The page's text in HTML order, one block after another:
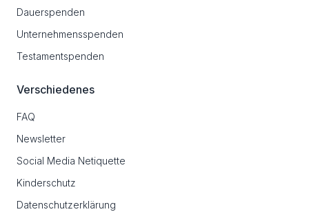
Dauerspenden
Unternehmensspenden
Testamentspenden
Verschiedenes
FAQ
Newsletter
Social Media Netiquette
Kinderschutz
Datenschutzerklärung